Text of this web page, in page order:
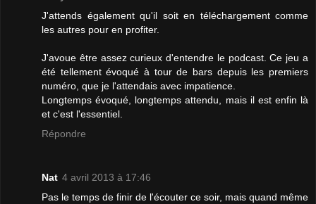
J'attends également qu'il soit en téléchargement comme
les autres pour en profiter.
J'avoue être assez curieux d'entendre le podcast. Ce jeu a
été tellement évoqué à tour de bars depuis les premiers
numéro, que je l'attendais avec impatience.
Longtemps évoqué, longtemps attendu, mais il est enfin là
et c'est l'essentiel.
Répondre
Nat 4 avril 2013 à 17:46
Pas le temps de finir de l'écouter ce soir, mais quand même